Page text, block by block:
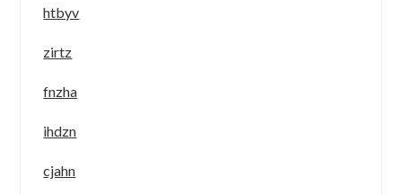
htbyv
zirtz
fnzha
ihdzn
cjahn